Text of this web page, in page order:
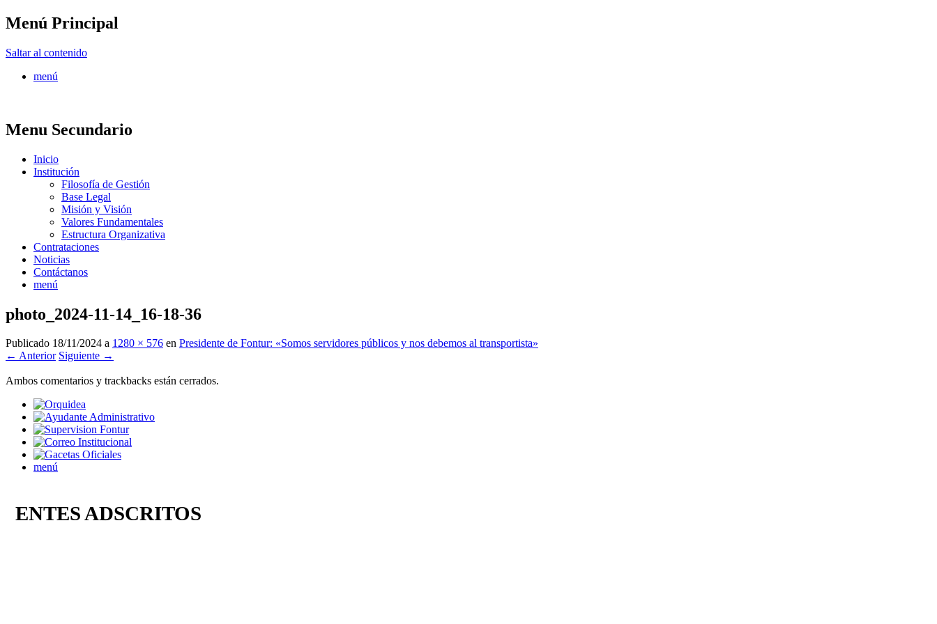
Menú Principal
Saltar al contenido
menú
Menu Secundario
Inicio
Institución
Filosofía de Gestión
Base Legal
Misión y Visión
Valores Fundamentales
Estructura Organizativa
Contrataciones
Noticias
Contáctanos
menú
photo_2024-11-14_16-18-36
Publicado 18/11/2024 a 1280 × 576 en Presidente de Fontur: «Somos servidores públicos y nos debemos al transportista»
← Anterior Siguiente →
Ambos comentarios y trackbacks están cerrados.
menú
ENTES ADSCRITOS